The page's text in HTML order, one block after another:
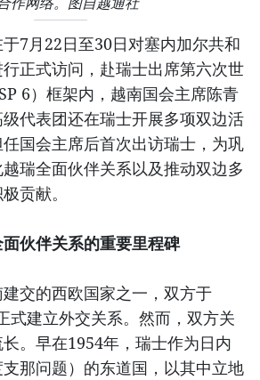
作网络。图自越通社
7月22日至30日对塞内加尔共和
正式访问，赴瑞士出席第六次世
6）框架内，越南国会主席陈青
代表团还在瑞士开展多项双边活
国会主席后首次出访瑞士，为巩
瑞全面伙伴关系以及推动双边多
贡献。
伙伴关系的重要里程碑
交的西欧国家之一，双方于
式建立外交关系。然而，双方关
。早在1954年，瑞士作为日内
那问题）的东道国，以其中立地